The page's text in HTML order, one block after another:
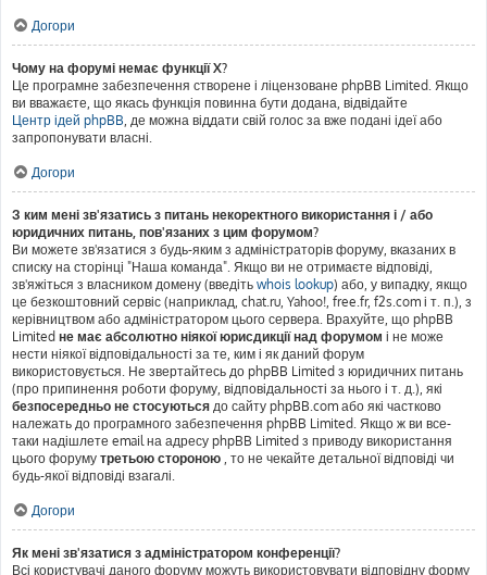
Догори
Чому на форумі немає функції X?
Це програмне забезпечення створене і ліцензоване phpBB Limited. Якщо
ви вважаєте, що якась функція повинна бути додана, відвідайте
Центр ідей phpBB, де можна віддати свій голос за вже подані ідеї або
запропонувати власні.
Догори
З ким мені зв'язатись з питань некоректного використання і / або
юридичних питань, пов'язаних з цим форумом?
Ви можете зв'язатися з будь-яким з адміністраторів форуму, вказаних в
списку на сторінці "Наша команда". Якщо ви не отримаєте відповіді,
зв'яжіться з власником домену (введіть whois lookup) або, у випадку, якщо
це безкоштовний сервіс (наприклад, chat.ru, Yahoo!, free.fr, f2s.com і т. п.), з
керівництвом або адміністратором цього сервера. Врахуйте, що phpBB
Limited не має абсолютно ніякої юрисдикції над форумом і не може
нести ніякої відповідальності за те, ким і як даний форум
використовується. Не звертайтесь до phpBB Limited з юридичних питань
(про припинення роботи форуму, відповідальності за нього і т. д.), які
безпосередньо не стосуються до сайту phpBB.com або які частково
належать до програмного забезпечення phpBB Limited. Якщо ж ви все-
таки надішлете email на адресу phpBB Limited з приводу використання
цього форуму третьою стороною , то не чекайте детальної відповіді чи
будь-якої відповіді взагалі.
Догори
Як мені зв'язатися з адміністратором конференції?
Всі користувачі даного форуму можуть використовувати відповідну форму